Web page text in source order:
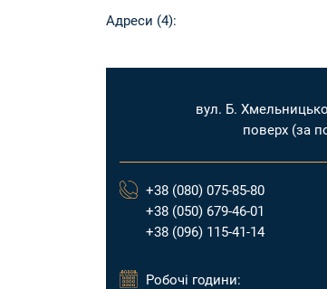
Адреси (4):
вул. Б.
поверх (за
+38 (080) 075-85-80
+38 (050) 679-46-01
+38 (096) 115-41-14
Робочі години: